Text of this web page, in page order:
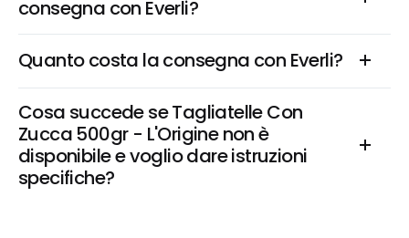
consegna con Everli?
Quanto costa la consegna con Everli?
Cosa succede se Tagliatelle Con
Zucca 500gr - L'Origine non è
disponibile e voglio dare istruzioni
specifiche?